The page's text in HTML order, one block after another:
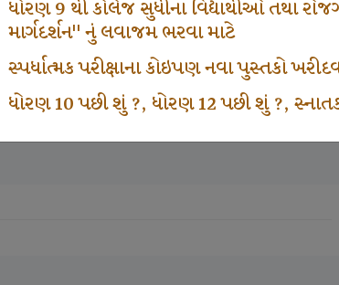
ધોરણ 9 થી કોલેજ સુધીના વિદ્યાર્થીઓ તથા
માર્ગદર્શન" નું લવાજમ ભરવા માટે
સ્પર્ધાત્મક પરીક્ષાના કોઇપણ નવા પુસ્તકો
ધોરણ 10 પછી શું ?, ધોરણ 12 પછી શું ?,
665